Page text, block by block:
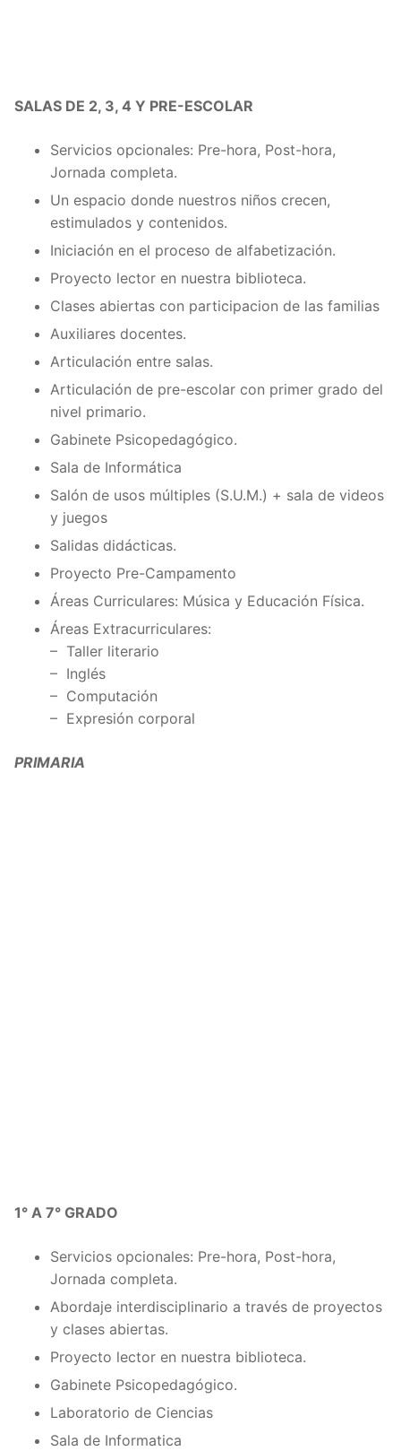
SALAS DE 2, 3, 4 Y PRE-ESCOLAR
Servicios opcionales: Pre-hora, Post-hora,
Jornada completa.
Un espacio donde nuestros niños crecen,
estimulados y contenidos.
Iniciación en el proceso de alfabetización.
Proyecto lector en nuestra biblioteca.
Clases abiertas con participacion de las familias
Auxiliares docentes.
Articulación entre salas.
Articulación de pre-escolar con primer grado del
nivel primario.
Gabinete Psicopedagógico.
Sala de Informática
Salón de usos múltiples (S.U.M.) + sala de videos
y juegos
Salidas didácticas.
Proyecto Pre-Campamento
Áreas Curriculares: Música y Educación Física.
Áreas Extracurriculares:
– Taller literario
– Inglés
– Computación
– Expresión corporal
PRIMARIA
1° A 7° GRADO
Servicios opcionales: Pre-hora, Post-hora,
Jornada completa.
Abordaje interdisciplinario a través de proyectos
y clases abiertas.
Proyecto lector en nuestra biblioteca.
Gabinete Psicopedagógico.
Laboratorio de Ciencias
Sala de Informatica